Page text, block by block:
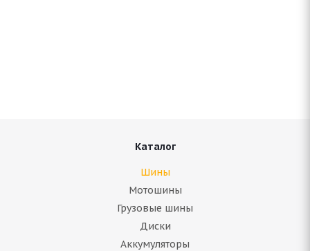
Каталог
Шины
Мотошины
Грузовые шины
Диски
Аккумуляторы